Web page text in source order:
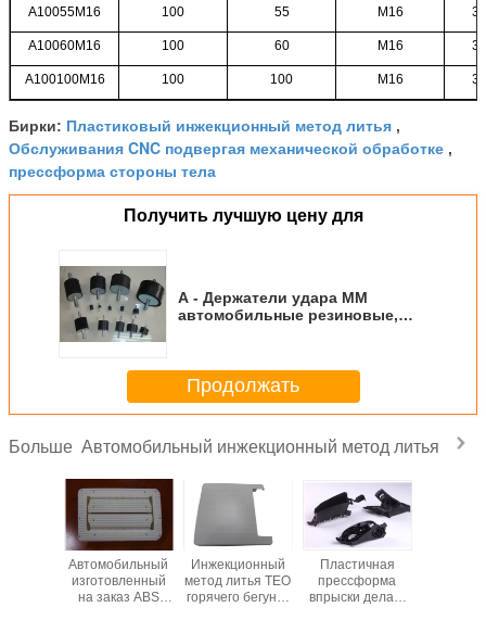
A10055M16 100 55 M16
A10060M16 100 60 M16
A100100M16 100 100 M16
Бирки: Пластиковый инжекционный метод литья ,
Обслуживания CNC подвергая механической обработке ,
прессформа стороны тела
Получить лучшую цену для
A - Держатели удара MM
автомобильные резиновые,
Продолжать
Больше Автомобильный инжекционный метод литья
Автомобильный
изготовленный
на заказ ABS
Инжекционный
метод литья TEO
горячего бегунка
Пластичная
прессформа
впрыски делая,